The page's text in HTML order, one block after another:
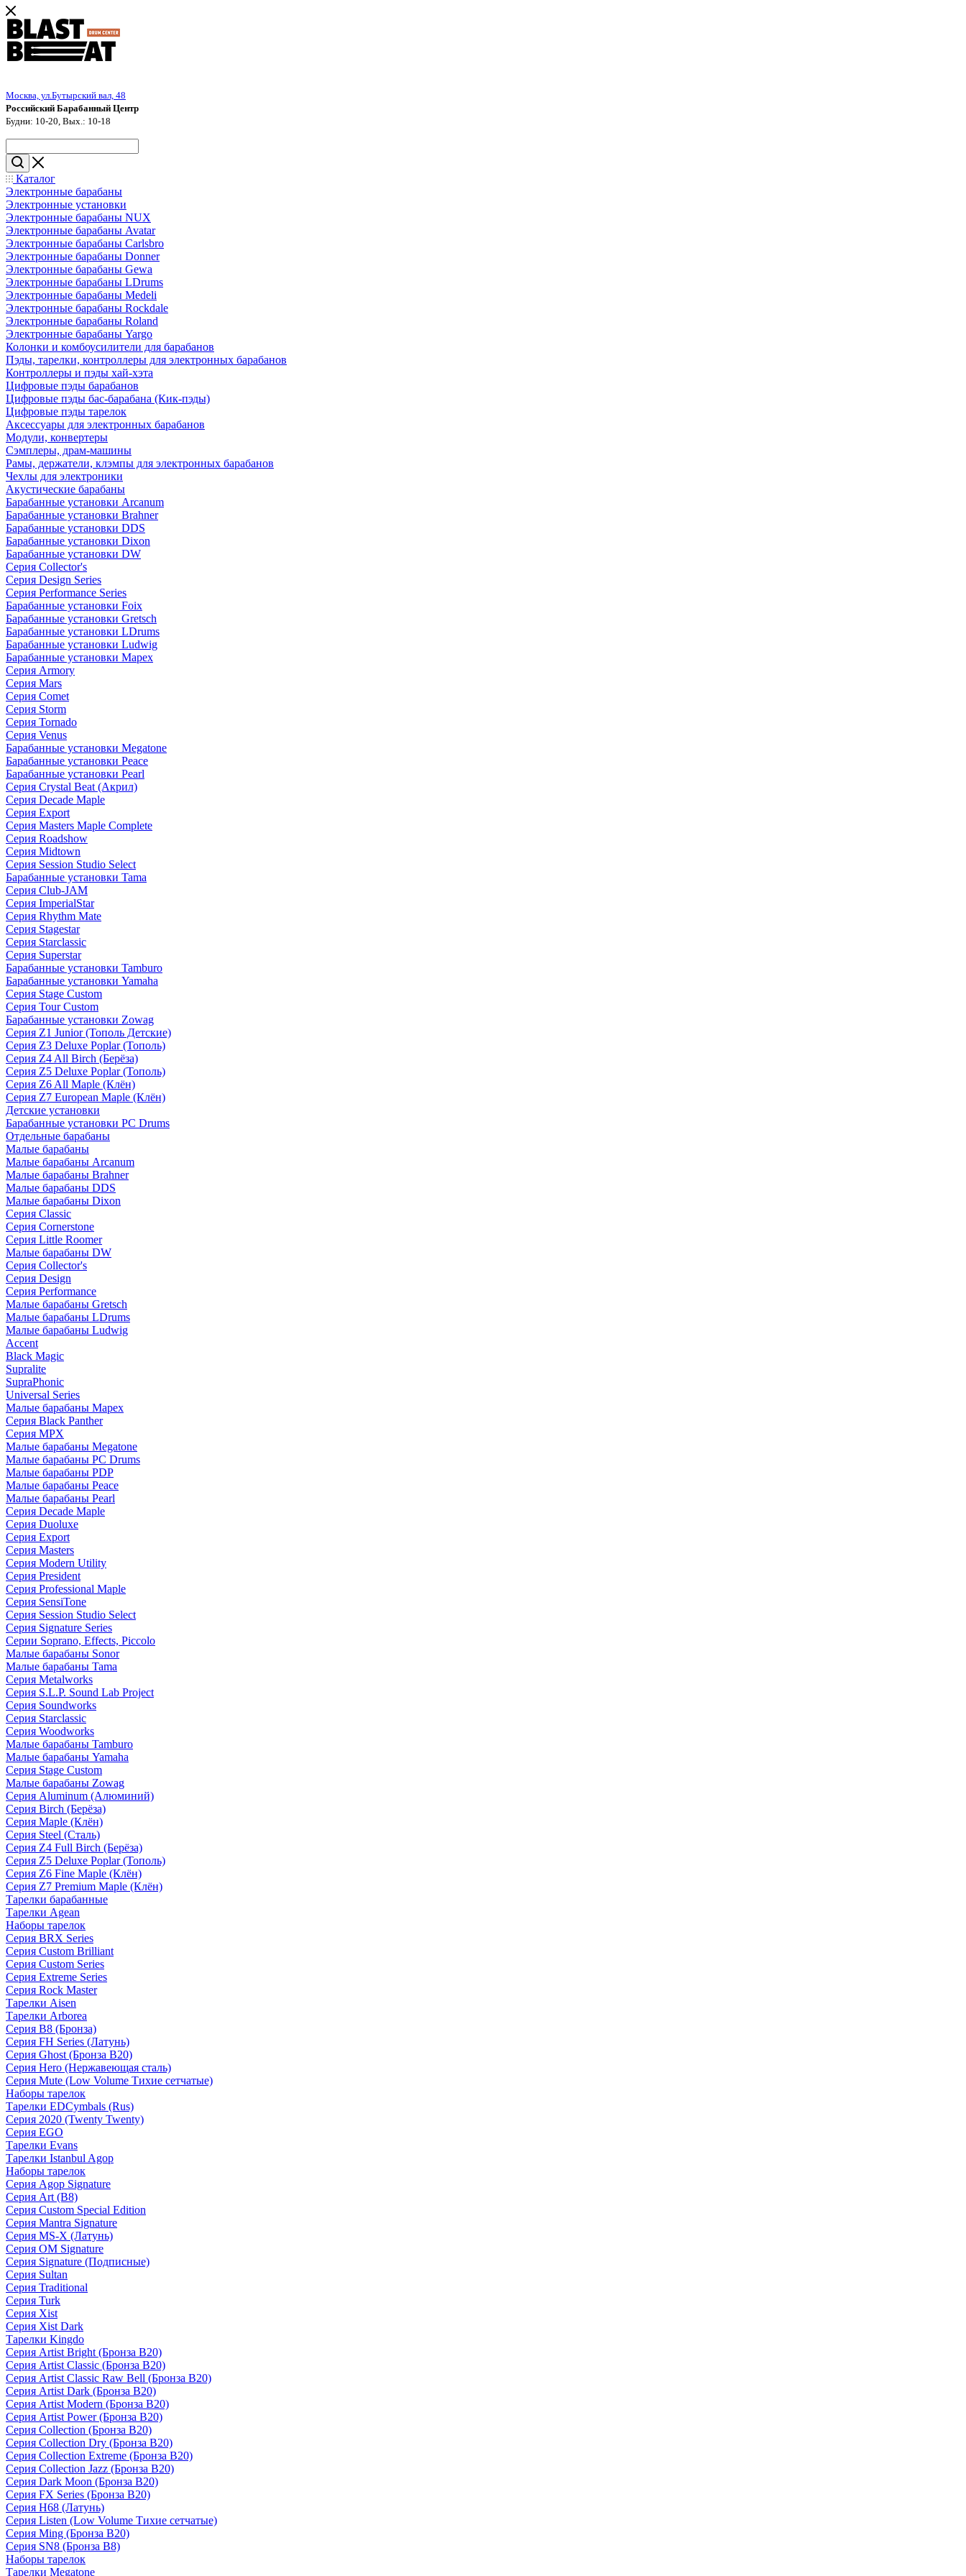
Москва, ул.Бутырский вал, 48
Российский Барабанный Центр
Будни: 10-20, Вых.: 10-18
Каталог
Электронные барабаны
Электронные установки
Электронные барабаны NUX
Электронные барабаны Avatar
Электронные барабаны Carlsbro
Электронные барабаны Donner
Электронные барабаны Gewa
Электронные барабаны LDrums
Электронные барабаны Medeli
Электронные барабаны Rockdale
Электронные барабаны Roland
Электронные барабаны Yargo
Колонки и комбоусилители для барабанов
Пэды, тарелки, контроллеры для электронных барабанов
Контроллеры и пэды хай-хэта
Цифровые пэды барабанов
Цифровые пэды бас-барабана (Кик-пэды)
Цифровые пэды тарелок
Аксессуары для электронных барабанов
Модули, конвертеры
Сэмплеры, драм-машины
Рамы, держатели, клэмпы для электронных барабанов
Чехлы для электроники
Акустические барабаны
Барабанные установки Arcanum
Барабанные установки Brahner
Барабанные установки DDS
Барабанные установки Dixon
Барабанные установки DW
Серия Collector's
Серия Design Series
Серия Performance Series
Барабанные установки Foix
Барабанные установки Gretsch
Барабанные установки LDrums
Барабанные установки Ludwig
Барабанные установки Mapex
Серия Armory
Серия Mars
Серия Comet
Серия Storm
Серия Tornado
Серия Venus
Барабанные установки Megatone
Барабанные установки Peace
Барабанные установки Pearl
Серия Crystal Beat (Акрил)
Серия Decade Maple
Серия Export
Серия Masters Maple Complete
Серия Roadshow
Серия Midtown
Серия Session Studio Select
Барабанные установки Tama
Серия Club-JAM
Серия ImperialStar
Серия Rhythm Mate
Серия Stagestar
Серия Starclassic
Серия Superstar
Барабанные установки Tamburo
Барабанные установки Yamaha
Серия Stage Custom
Серия Tour Custom
Барабанные установки Zowag
Серия Z1 Junior (Тополь Детские)
Серия Z3 Deluxe Poplar (Тополь)
Серия Z4 All Birch (Берёза)
Серия Z5 Deluxe Poplar (Тополь)
Серия Z6 All Maple (Клён)
Серия Z7 European Maple (Клён)
Детские установки
Барабанные установки PC Drums
Отдельные барабаны
Малые барабаны
Малые барабаны Arcanum
Малые барабаны Brahner
Малые барабаны DDS
Малые барабаны Dixon
Серия Classic
Серия Cornerstone
Серия Little Roomer
Малые барабаны DW
Серия Collector's
Серия Design
Серия Performance
Малые барабаны Gretsch
Малые барабаны LDrums
Малые барабаны Ludwig
Accent
Black Magic
Supralite
SupraPhonic
Universal Series
Малые барабаны Mapex
Серия Black Panther
Серия MPX
Малые барабаны Megatone
Малые барабаны PC Drums
Малые барабаны PDP
Малые барабаны Peace
Малые барабаны Pearl
Серия Decade Maple
Серия Duoluxe
Серия Export
Серия Masters
Серия Modern Utility
Серия President
Серия Professional Maple
Серия SensiTone
Серия Session Studio Select
Серия Signature Series
Серии Soprano, Effects, Piccolo
Малые барабаны Sonor
Малые барабаны Tama
Серия Metalworks
Серия S.L.P. Sound Lab Project
Серия Soundworks
Серия Starclassic
Серия Woodworks
Малые барабаны Tamburo
Малые барабаны Yamaha
Серия Stage Custom
Малые барабаны Zowag
Серия Aluminum (Алюминий)
Серия Birch (Берёза)
Серия Maple (Клён)
Серия Steel (Сталь)
Серия Z4 Full Birch (Берёза)
Серия Z5 Deluxe Poplar (Тополь)
Серия Z6 Fine Maple (Клён)
Серия Z7 Premium Maple (Клён)
Тарелки барабанные
Тарелки Agean
Наборы тарелок
Серия BRX Series
Серия Custom Brilliant
Серия Custom Series
Серия Extreme Series
Серия Rock Master
Тарелки Aisen
Тарелки Arborea
Серия B8 (Бронза)
Серия FH Series (Латунь)
Серия Ghost (Бронза B20)
Серия Hero (Нержавеющая сталь)
Серия Mute (Low Volume Тихие сетчатые)
Наборы тарелок
Тарелки EDCymbals (Rus)
Серия 2020 (Twenty Twenty)
Серия EGO
Тарелки Evans
Тарелки Istanbul Agop
Наборы тарелок
Серия Agop Signature
Серия Art (B8)
Серия Custom Special Edition
Серия Mantra Signature
Серия MS-X (Латунь)
Серия OM Signature
Серия Signature (Подписные)
Серия Sultan
Серия Traditional
Серия Turk
Серия Xist
Серия Xist Dark
Тарелки Kingdo
Серия Artist Bright (Бронза B20)
Серия Artist Classic (Бронза B20)
Серия Artist Classic Raw Bell (Бронза B20)
Серия Artist Dark (Бронза B20)
Серия Artist Modern (Бронза B20)
Серия Artist Power (Бронза B20)
Серия Collection (Бронза B20)
Серия Collection Dry (Бронза B20)
Серия Collection Extreme (Бронза B20)
Серия Collection Jazz (Бронза B20)
Серия Dark Moon (Бронза B20)
Серия FX Series (Бронза B20)
Серия H68 (Латунь)
Серия Listen (Low Volume Тихие сетчатые)
Серия Ming (Бронза B20)
Серия SN8 (Бронза B8)
Наборы тарелок
Тарелки Megatone